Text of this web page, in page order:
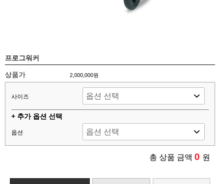
프로그워커
상품가 2,000,000원
사이즈
+ 추가 옵션 선택
옵션
총 상품 금액 0 원